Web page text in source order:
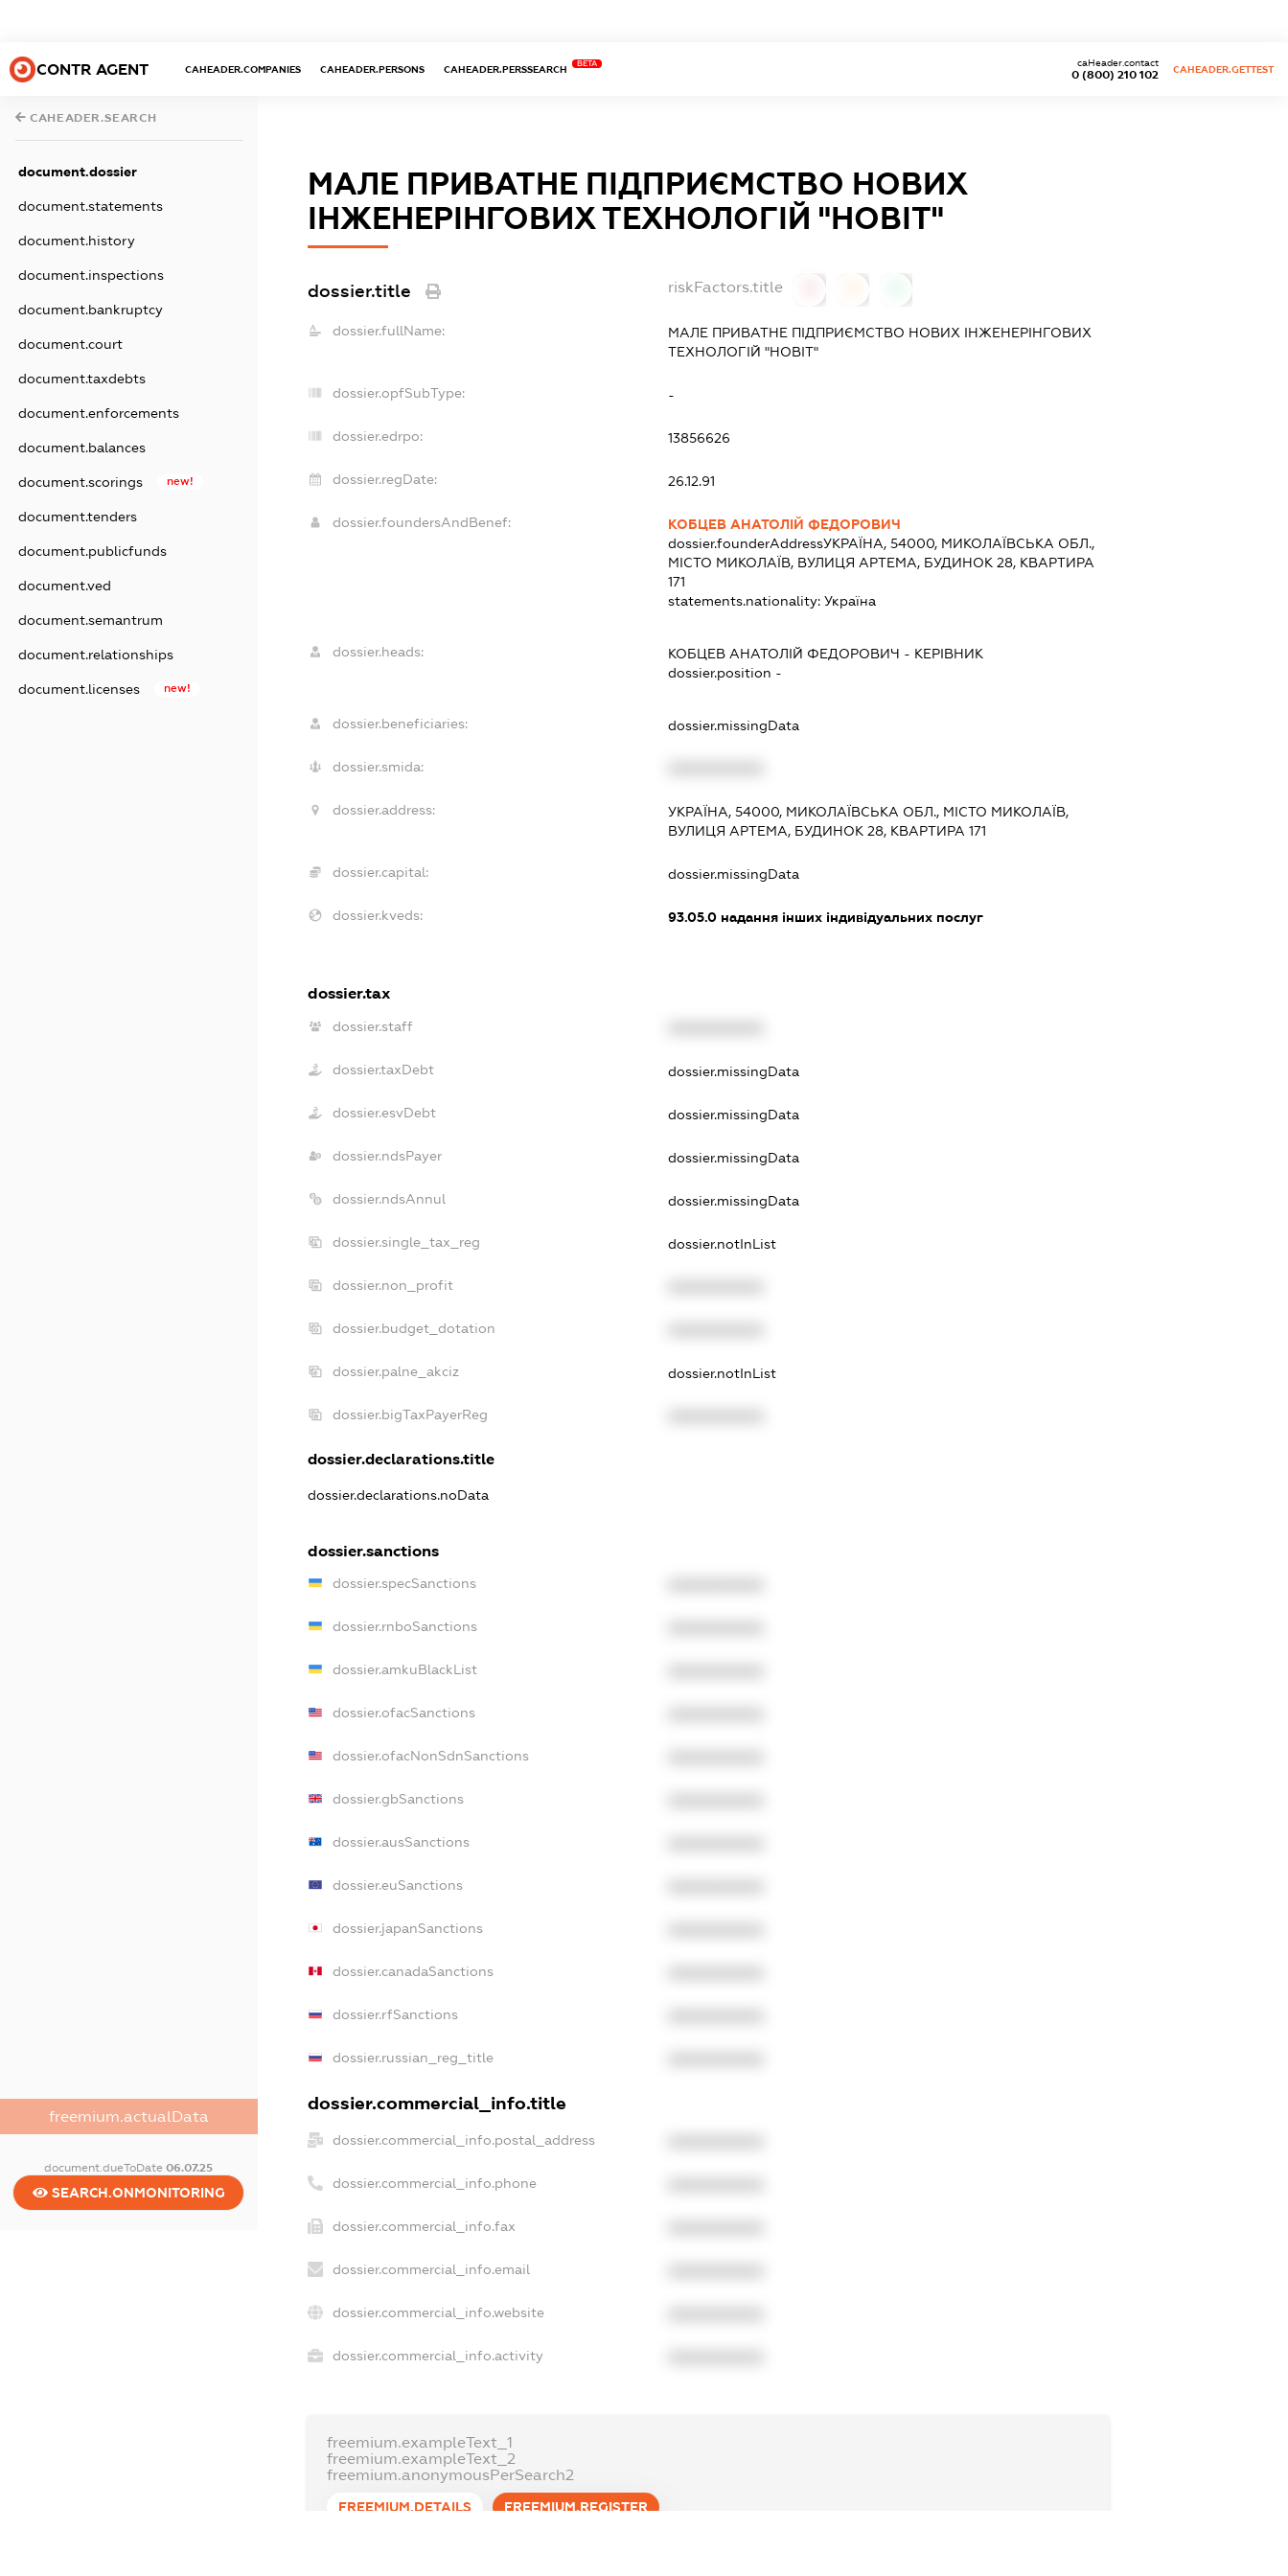
CONTR AGENT CAHEADER.COMPANIES CAHEADER.PERSONS CAHEADER.PERSSEARCH
BETA
0 (800) 210 102
caHeader.contact
CAHEADER.GETTEST
CAHEADER.SEARCH
document.dossier
document.statements
document.history
document.inspections
document.bankruptcy
document.court
document.taxdebts
document.enforcements
document.balances
document.scorings new!
document.tenders
document.publicfunds
document.ved
document.semantrum
document.relationships
document.licenses new!
freemium.actualData
document.dueToDate06.07.25
SEARCH.ONMONITORING
МАЛЕ ПРИВАТНЕ ПІДПРИЄМСТВО НОВИХ
ІНЖЕНЕРІНГОВИХ ТЕХНОЛОГІЙ "НОВІТ"
dossier.title riskFactors.title
dossier.fullName:
МАЛЕ ПРИВАТНЕ ПІДПРИЄМСТВО НОВИХ ІНЖЕНЕРІНГОВИХ
ТЕХНОЛОГІЙ "НОВІТ"
dossier.opfSubType: -
dossier.edrpo: 13856626
dossier.regDate: 26.12.91
dossier.foundersAndBenef:
КОБЦЕВ АНАТОЛІЙ ФЕДОРОВИЧ
dossier.founderAddressУКРАЇНА, 54000, МИКОЛАЇВСЬКА ОБЛ.,
МІСТО МИКОЛАЇВ, ВУЛИЦЯ АРТЕМА, БУДИНОК 28, КВАРТИРА
171
statements.nationality:Україна
dossier.heads: КОБЦЕВ АНАТОЛІЙ ФЕДОРОВИЧ - КЕРІВНИК
dossier.position -
dossier.beneficiaries: dossier.missingData
dossier.smida:
dossier.address:
УКРАЇНА, 54000, МИКОЛАЇВСЬКА ОБЛ., МІСТО МИКОЛАЇВ,
ВУЛИЦЯ АРТЕМА, БУДИНОК 28, КВАРТИРА 171
dossier.capital: dossier.missingData
dossier.kveds: 93.05.0 надання інших індивідуальних послуг
dossier.tax
dossier.staff
dossier.taxDebt dossier.missingData
dossier.esvDebt dossier.missingData
dossier.ndsPayer dossier.missingData
dossier.ndsAnnul dossier.missingData
dossier.single_tax_reg dossier.notInList
dossier.non_profit
dossier.budget_dotation
dossier.palne_akciz dossier.notInList
dossier.bigTaxPayerReg
dossier.declarations.title
dossier.declarations.noData
dossier.sanctions
dossier.specSanctions
dossier.rnboSanctions
dossier.amkuBlackList
dossier.ofacSanctions
dossier.ofacNonSdnSanctions
dossier.gbSanctions
dossier.ausSanctions
dossier.euSanctions
dossier.japanSanctions
dossier.canadaSanctions
dossier.rfSanctions
dossier.russian_reg_title
dossier.commercial_info.title
dossier.commercial_info.postal_address
dossier.commercial_info.phone
dossier.commercial_info.fax
dossier.commercial_info.email
dossier.commercial_info.website
dossier.commercial_info.activity
freemium.exampleText_1
freemium.exampleText_2
freemium.anonymousPerSearch2
FREEMIUM.DETAILS FREEMIUM.REGISTER